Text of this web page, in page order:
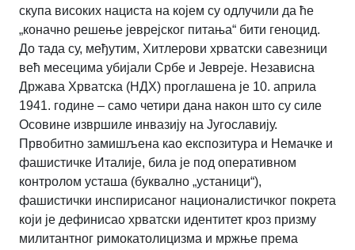
скупа високих нациста на којем су одлучили да ће
„коначно решење јеврејског питања“ бити геноцид.
До тада су, међутим, Хитлерови хрватски савезници
већ месецима убијали Србе и Јевреје. Независна
Држава Хрватска (НДХ) проглашена је 10. априла
1941. године – само четири дана након што су силе
Осовине извршиле инвазију на Југославију.
Првобитно замишљена као експозитура и Немачке и
фашистичке Италије, била је под оперативном
контролом усташа (буквално „устаници“),
фашистички инспирисаног националистичког покрета
који је дефинисао хрватски идентитет кроз призму
милитантног римокатолицизма и мржње према